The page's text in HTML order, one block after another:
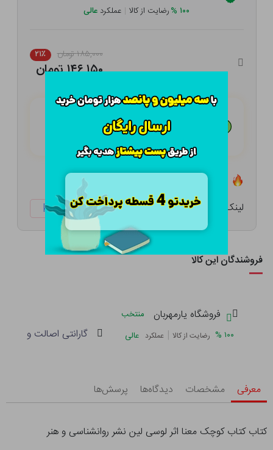
۱۰۰ %رضایت از کالا | عملکرد عالی
۱۸۵,۰۰۰ تومان ۲۱٪
۱۴۶,۱۵۰ تومان
هـر قسط با تــرب‌پــی: ۳۶,۵۳۸
تعداد ۲ عدد در انبار موجود است
لینک کوتاه: ketabtala.com/sbp-47898
فروشندگان این کالا
فروشگاه یارمهربان
منتخب
۱۰۰ % رضایت از کالا | عملکرد عالی گارانتی اصالت و
معرفی مشخصات دیدگاه‌ها پرسش‌ها
کتاب کتاب کوچک معنا اثر لوسی لین نشر روانشناسی و هنر